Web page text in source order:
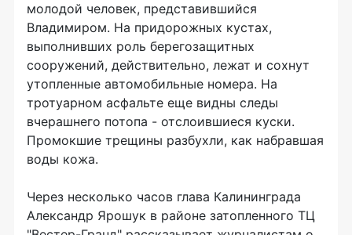
молодой человек, представившийся
Владимиром. На придорожных кустах,
выполнивших роль берегозащитных
сооружений, действительно, лежат и сохнут
утопленные автомобильные номера. На
тротуарном асфальте еще видны следы
вчерашнего потопа - отслоившиеся куски.
Промокшие трещины разбухли, как набравшая
воды кожа.
Через несколько часов глава Калининграда
Александр Ярошук в районе затопленного ТЦ